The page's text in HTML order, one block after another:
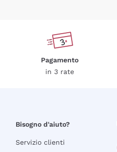
Pagamento
in 3 rate
Bisogno d'aiuto?
Servizio clienti